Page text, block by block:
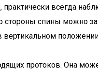
практически всегда
стороны спины можно
протоков. Она